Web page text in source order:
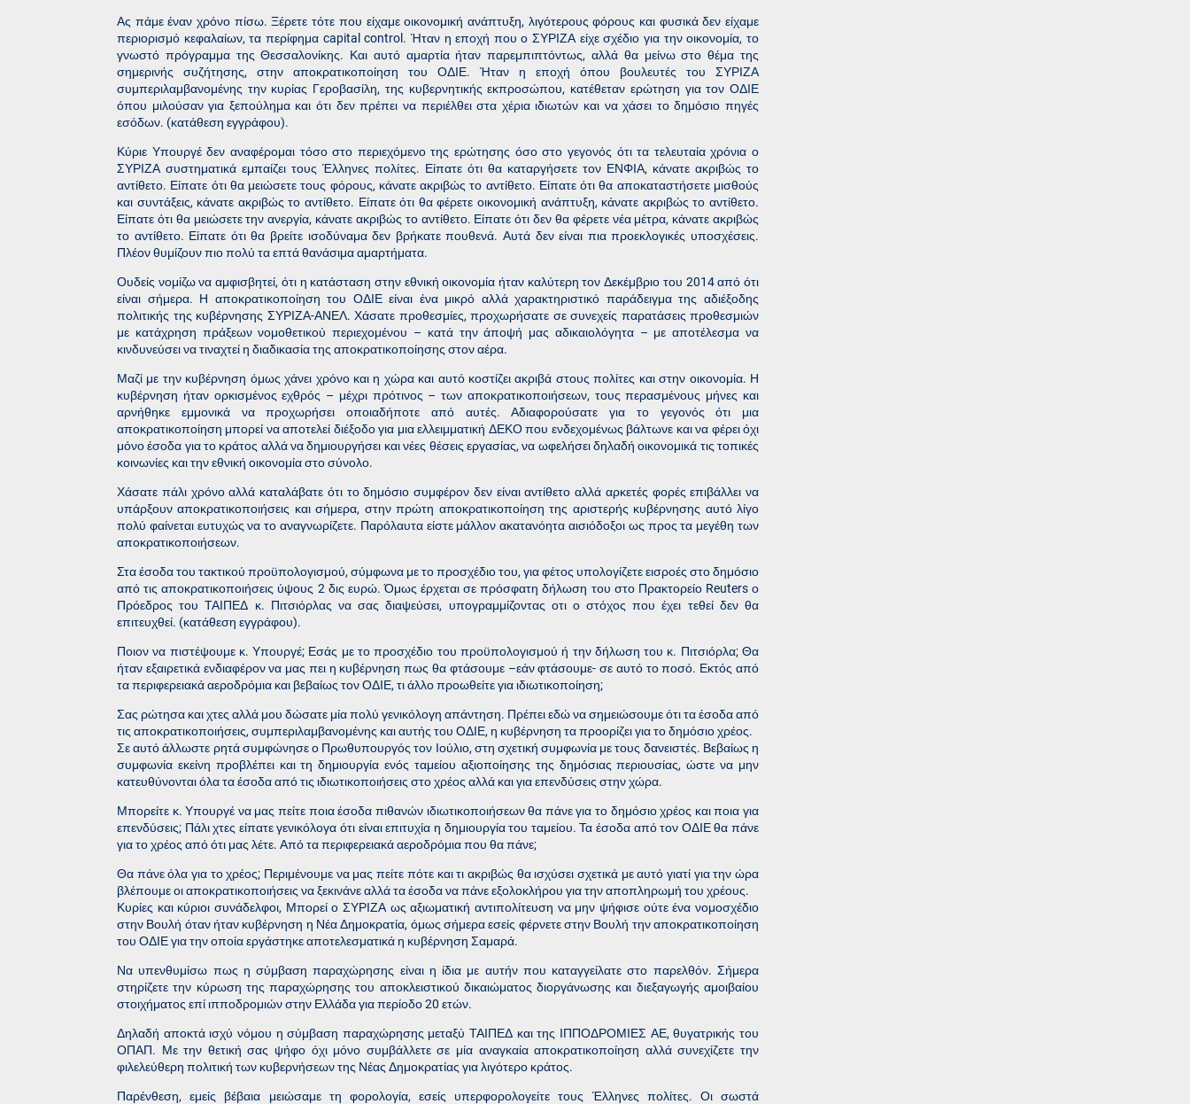
Ας πάμε έναν χρόνο πίσω. Ξέρετε τότε που είχαμε οικονομική ανάπτυξη, λιγότερους φόρους και φυσικά δεν είχαμε
περιορισμό κεφαλαίων, τα περίφημα capital control. Ήταν η εποχή που ο ΣΥΡΙΖΑ είχε σχέδιο για την οικονομία, το
γνωστό πρόγραμμα της Θεσσαλονίκης. Και αυτό αμαρτία ήταν παρεμπιπτόντως, αλλά θα μείνω στο θέμα της
σημερινής συζήτησης, στην αποκρατικοποίηση του ΟΔΙΕ. Ήταν η εποχή όπου βουλευτές του ΣΥΡΙΖΑ
συμπεριλαμβανομένης την κυρίας Γεροβασίλη, της κυβερνητικής εκπροσώπου, κατέθεταν ερώτηση για τον ΟΔΙΕ
όπου μιλούσαν για ξεπούλημα και ότι δεν πρέπει να περιέλθει στα χέρια ιδιωτών και να χάσει το δημόσιο πηγές
εσόδων. (κατάθεση εγγράφου).
Κύριε Υπουργέ δεν αναφέρομαι τόσο στο περιεχόμενο της ερώτησης όσο στο γεγονός ότι τα τελευταία χρόνια ο
ΣΥΡΙΖΑ συστηματικά εμπαίζει τους Έλληνες πολίτες. Είπατε ότι θα καταργήσετε τον ΕΝΦΙΑ, κάνατε ακριβώς το
αντίθετο. Είπατε ότι θα μειώσετε τους φόρους, κάνατε ακριβώς το αντίθετο. Είπατε ότι θα αποκαταστήσετε μισθούς
και συντάξεις, κάνατε ακριβώς το αντίθετο. Είπατε ότι θα φέρετε οικονομική ανάπτυξη, κάνατε ακριβώς το αντίθετο.
Είπατε ότι θα μειώσετε την ανεργία, κάνατε ακριβώς το αντίθετο. Είπατε ότι δεν θα φέρετε νέα μέτρα, κάνατε ακριβώς
το αντίθετο. Είπατε ότι θα βρείτε ισοδύναμα δεν βρήκατε πουθενά. Αυτά δεν είναι πια προεκλογικές υποσχέσεις.
Πλέον θυμίζουν πιο πολύ τα επτά θανάσιμα αμαρτήματα.
Ουδείς νομίζω να αμφισβητεί, ότι η κατάσταση στην εθνική οικονομία ήταν καλύτερη τον Δεκέμβριο του 2014 από ότι
είναι σήμερα. Η αποκρατικοποίηση του ΟΔΙΕ είναι ένα μικρό αλλά χαρακτηριστικό παράδειγμα της αδιέξοδης
πολιτικής της κυβέρνησης ΣΥΡΙΖΑ-ΑΝΕΛ. Χάσατε προθεσμίες, προχωρήσατε σε συνεχείς παρατάσεις προθεσμιών
με κατάχρηση πράξεων νομοθετικού περιεχομένου – κατά την άποψή μας αδικαιολόγητα – με αποτέλεσμα να
κινδυνεύσει να τιναχτεί η διαδικασία της αποκρατικοποίησης στον αέρα.
Μαζί με την κυβέρνηση όμως χάνει χρόνο και η χώρα και αυτό κοστίζει ακριβά στους πολίτες και στην οικονομία. Η
κυβέρνηση ήταν ορκισμένος εχθρός – μέχρι πρότινος – των αποκρατικοποιήσεων, τους περασμένους μήνες και
αρνήθηκε εμμονικά να προχωρήσει οποιαδήποτε από αυτές. Αδιαφορούσατε για το γεγονός ότι μια
αποκρατικοποίηση μπορεί να αποτελεί διέξοδο για μια ελλειμματική ΔΕΚΟ που ενδεχομένως βάλτωνε και να φέρει όχι
μόνο έσοδα για το κράτος αλλά να δημιουργήσει και νέες θέσεις εργασίας, να ωφελήσει δηλαδή οικονομικά τις τοπικές
κοινωνίες και την εθνική οικονομία στο σύνολο.
Χάσατε πάλι χρόνο αλλά καταλάβατε ότι το δημόσιο συμφέρον δεν είναι αντίθετο αλλά αρκετές φορές επιβάλλει να
υπάρξουν αποκρατικοποιήσεις και σήμερα, στην πρώτη αποκρατικοποίηση της αριστερής κυβέρνησης αυτό λίγο
πολύ φαίνεται ευτυχώς να το αναγνωρίζετε. Παρόλαυτα είστε μάλλον ακατανόητα αισιόδοξοι ως προς τα μεγέθη των
αποκρατικοποιήσεων.
Στα έσοδα του τακτικού προϋπολογισμού, σύμφωνα με το προσχέδιο του, για φέτος υπολογίζετε εισροές στο δημόσιο
από τις αποκρατικοποιήσεις ύψους 2 δις ευρώ. Όμως έρχεται σε πρόσφατη δήλωση του στο Πρακτορείο Reuters ο
Πρόεδρος του ΤΑΙΠΕΔ κ. Πιτσιόρλας να σας διαψεύσει, υπογραμμίζοντας οτι ο στόχος που έχει τεθεί δεν θα
επιτευχθεί. (κατάθεση εγγράφου).
Ποιον να πιστέψουμε κ. Υπουργέ; Εσάς με το προσχέδιο του προϋπολογισμού ή την δήλωση του κ. Πιτσιόρλα; Θα
ήταν εξαιρετικά ενδιαφέρον να μας πει η κυβέρνηση πως θα φτάσουμε –εάν φτάσουμε- σε αυτό το ποσό. Εκτός από
τα περιφερειακά αεροδρόμια και βεβαίως τον ΟΔΙΕ, τι άλλο προωθείτε για ιδιωτικοποίηση;
Σας ρώτησα και χτες αλλά μου δώσατε μία πολύ γενικόλογη απάντηση. Πρέπει εδώ να σημειώσουμε ότι τα έσοδα από
τις αποκρατικοποιήσεις, συμπεριλαμβανομένης και αυτής του ΟΔΙΕ, η κυβέρνηση τα προορίζει για το δημόσιο χρέος.
Σε αυτό άλλωστε ρητά συμφώνησε ο Πρωθυπουργός τον Ιούλιο, στη σχετική συμφωνία με τους δανειστές. Βεβαίως η
συμφωνία εκείνη προβλέπει και τη δημιουργία ενός ταμείου αξιοποίησης της δημόσιας περιουσίας, ώστε να μην
κατευθύνονται όλα τα έσοδα από τις ιδιωτικοποιήσεις στο χρέος αλλά και για επενδύσεις στην χώρα.
Μπορείτε κ. Υπουργέ να μας πείτε ποια έσοδα πιθανών ιδιωτικοποιήσεων θα πάνε για το δημόσιο χρέος και ποια για
επενδύσεις; Πάλι χτες είπατε γενικόλογα ότι είναι επιτυχία η δημιουργία του ταμείου. Τα έσοδα από τον ΟΔΙΕ θα πάνε
για το χρέος από ότι μας λέτε. Από τα περιφερειακά αεροδρόμια που θα πάνε;
Θα πάνε όλα για το χρέος; Περιμένουμε να μας πείτε πότε και τι ακριβώς θα ισχύσει σχετικά με αυτό γιατί για την ώρα
βλέπουμε οι αποκρατικοποιήσεις να ξεκινάνε αλλά τα έσοδα να πάνε εξολοκλήρου για την αποπληρωμή του χρέους.
Κυρίες και κύριοι συνάδελφοι, Μπορεί ο ΣΥΡΙΖΑ ως αξιωματική αντιπολίτευση να μην ψήφισε ούτε ένα νομοσχέδιο
στην Βουλή όταν ήταν κυβέρνηση η Νέα Δημοκρατία, όμως σήμερα εσείς φέρνετε στην Βουλή την αποκρατικοποίηση
του ΟΔΙΕ για την οποία εργάστηκε αποτελεσματικά η κυβέρνηση Σαμαρά.
Να υπενθυμίσω πως η σύμβαση παραχώρησης είναι η ίδια με αυτήν που καταγγείλατε στο παρελθόν. Σήμερα
στηρίζετε την κύρωση της παραχώρησης του αποκλειστικού δικαιώματος διοργάνωσης και διεξαγωγής αμοιβαίου
στοιχήματος επί ιπποδρομιών στην Ελλάδα για περίοδο 20 ετών.
Δηλαδή αποκτά ισχύ νόμου η σύμβαση παραχώρησης μεταξύ ΤΑΙΠΕΔ και της ΙΠΠΟΔΡΟΜΙΕΣ ΑΕ, θυγατρικής του
ΟΠΑΠ. Με την θετική σας ψήφο όχι μόνο συμβάλλετε σε μία αναγκαία αποκρατικοποίηση αλλά συνεχίζετε την
φιλελεύθερη πολιτική των κυβερνήσεων της Νέας Δημοκρατίας για λιγότερο κράτος.
Παρένθεση, εμείς βέβαια μειώσαμε τη φορολογία, εσείς υπερφορολογείτε τους Έλληνες πολίτες. Οι σωστά